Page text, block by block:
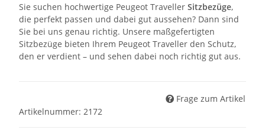
Sie suchen hochwertige Peugeot Traveller Sitzbezüge,
die perfekt passen und dabei gut aussehen? Dann sind
Sie bei uns genau richtig. Unsere maßgefertigten
Sitzbezüge bieten Ihrem Peugeot Traveller den Schutz,
den er verdient – und sehen dabei noch richtig gut aus.
Frage zum Artikel
Artikelnummer: 2172